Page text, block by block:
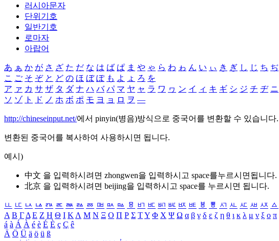
러시아문자
단위기호
일반기호
로마자
아랍어
あ ぁ か が さ ざ た だ な は ば ぱ ま や ゃ ら わ ゎ ん い ぃ き ぎ し じ ち ぢ
こ ご そ ぞ と ど の ほ ぼ ぽ も よ ょ ろ を
ア ァ カ サ ザ タ ダ ナ ハ バ パ マ ヤ ャ ラ ワ ヮ ン イ ィ キ ギ シ ジ チ ヂ ニ
ソ ゾ ト ド ノ ホ ボ ポ モ ヨ ョ ロ ヲ ―
http://chineseinput.net/에서 pinyin(병음)방식으로 중국어를 변환할 수 있습니다.
변환된 중국어를 복사하여 사용하시면 됩니다.
예시)
中文 을 입력하시려면 zhongwen을 입력하시고 space를누르시면됩니다.
北京 을 입력하시려면 beijing을 입력하시고 space를 누르시면 됩니다.
ㅥ ㅦ ㅧ ㅨ ㅩ ㅪ ㅫ ㅬ ㅭ ㅮ ㅯ ㅰ ㅱ ㅲ ㅳ ㅴ ㅵ ㅶ ㅷ ㅸ ㅹ ㅺ ㅻ ㅼ ㅽ ㅾ ㅿ
Α Β ΓΔ Ε Ζ Η Θ Ι ΚΛ Μ Ν Ξ Ο Π Ρ Σ ΤΥ Φ Χ Ψ Ω α β γ δ ε ζ η θ ι κ λ μ ν ξ ο π
á à Á À é è É È ç Ç ê
Ä Ö Ü ä ö ü ß